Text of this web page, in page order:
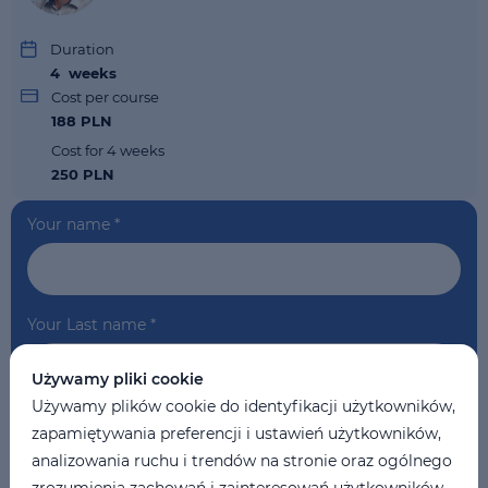
Your name *
Your Last name *
Your phone
Duration
4 weeks
Cost per course
188 PLN
Cost for 4 weeks
250 PLN
Używamy pliki cookie
Używamy plików cookie do identyfikacji użytkowników,
zapamiętywania preferencji i ustawień użytkowników,
analizowania ruchu i trendów na stronie oraz ogólnego